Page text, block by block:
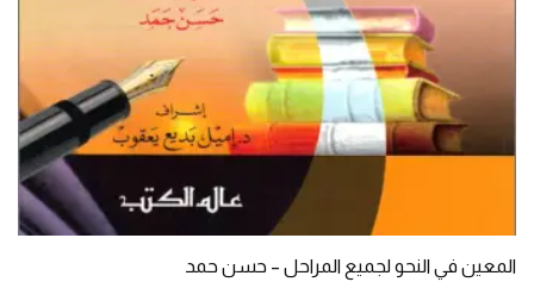
المعين في النحو لجميع المراحل – حسن حمد